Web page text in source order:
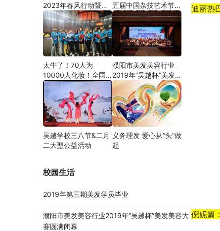
迪丽热
倪妮篇：
2023年春风行动暨就
业援助月”首场新春招
聘会活动
五届中国杂技艺术节加
油添彩
太牛了！70人为
10000人化妆！全国
关注的盛事你知道吗？
濮阳市美发美容行业
2019年“吴越杯”美发
美容大赛圆满闭幕
吴越学校三八节&二月
二大型公益活动
义务理发 爱心从“头”做
起
校园生活
2019年第三期美发学员毕业
濮阳市美发美容行业2019年“吴越杯”美发美容大
赛圆满闭幕